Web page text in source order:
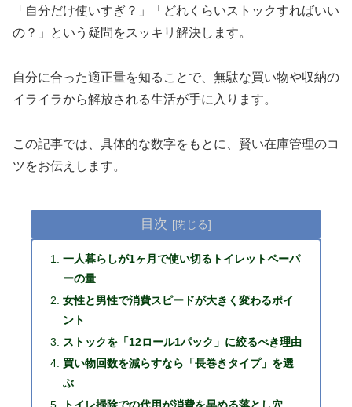
「自分だけ使いすぎ？」「どれくらいストックすればいい
の？」という疑問をスッキリ解決します。
自分に合った適正量を知ることで、無駄な買い物や収納の
イライラから解放される生活が手に入ります。
この記事では、具体的な数字をもとに、賢い在庫管理のコ
ツをお伝えします。
目次
一人暮らしが1ヶ月で使い切るトイレットペーパ
ーの量
女性と男性で消費スピードが大きく変わるポイ
ント
ストックを「12ロール1パック」に絞るべき理由
買い物回数を減らすなら「長巻きタイプ」を選
ぶ